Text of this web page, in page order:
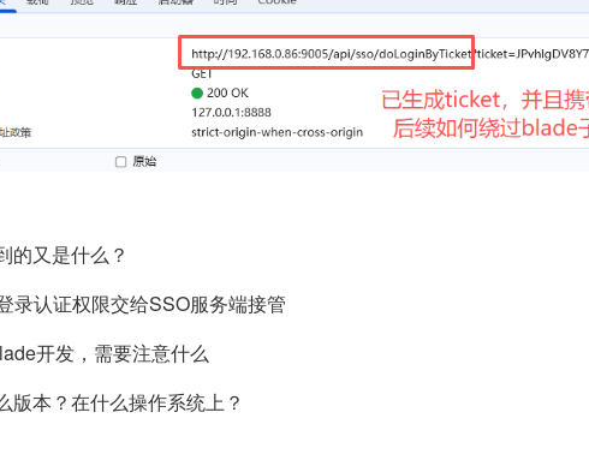
的又是什么？
认证权限交给SSO服务端接管
开发，需要注意什么
版本？在什么操作系统上？